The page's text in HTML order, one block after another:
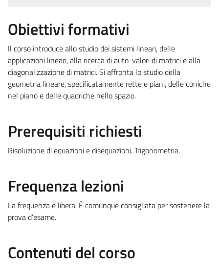
Obiettivi formativi
Il corso introduce allo studio dei sistemi lineari, delle
applicazioni lineari, alla ricerca di auto-valori di matrici e alla
diagonalizzazione di matrici. Si affronta lo studio della
geometria lineare, specificatamente rette e piani, delle coniche
nel piano e delle quadriche nello spazio.
Prerequisiti richiesti
Risoluzione di equazioni e disequazioni. Trigonometria.
Frequenza lezioni
La frequenza è libera. È comunque consigliata per sostenere la
prova d’esame.
Contenuti del corso